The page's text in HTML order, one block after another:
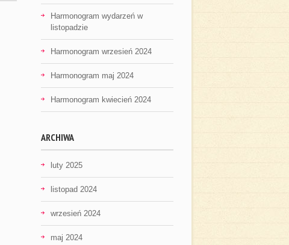
Harmonogram wydarzeń w
listopadzie
Harmonogram wrzesień 2024
Harmonogram maj 2024
Harmonogram kwiecień 2024
ARCHIWA
luty 2025
listopad 2024
wrzesień 2024
maj 2024